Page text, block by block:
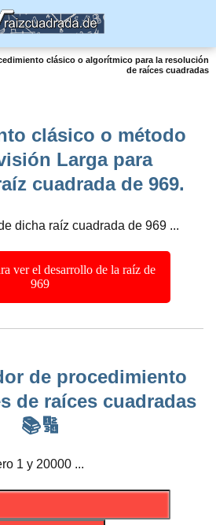
clásico o algorítmico para la resolución
de raíces cuadradas
clásico o método
Larga para
cuadrada de 969.
dicha raíz cuadrada de 969 ...
ver el desarrollo de la raíz de
969
de procedimiento
de raíces cuadradas
📚🔢
1 y 20000 ...